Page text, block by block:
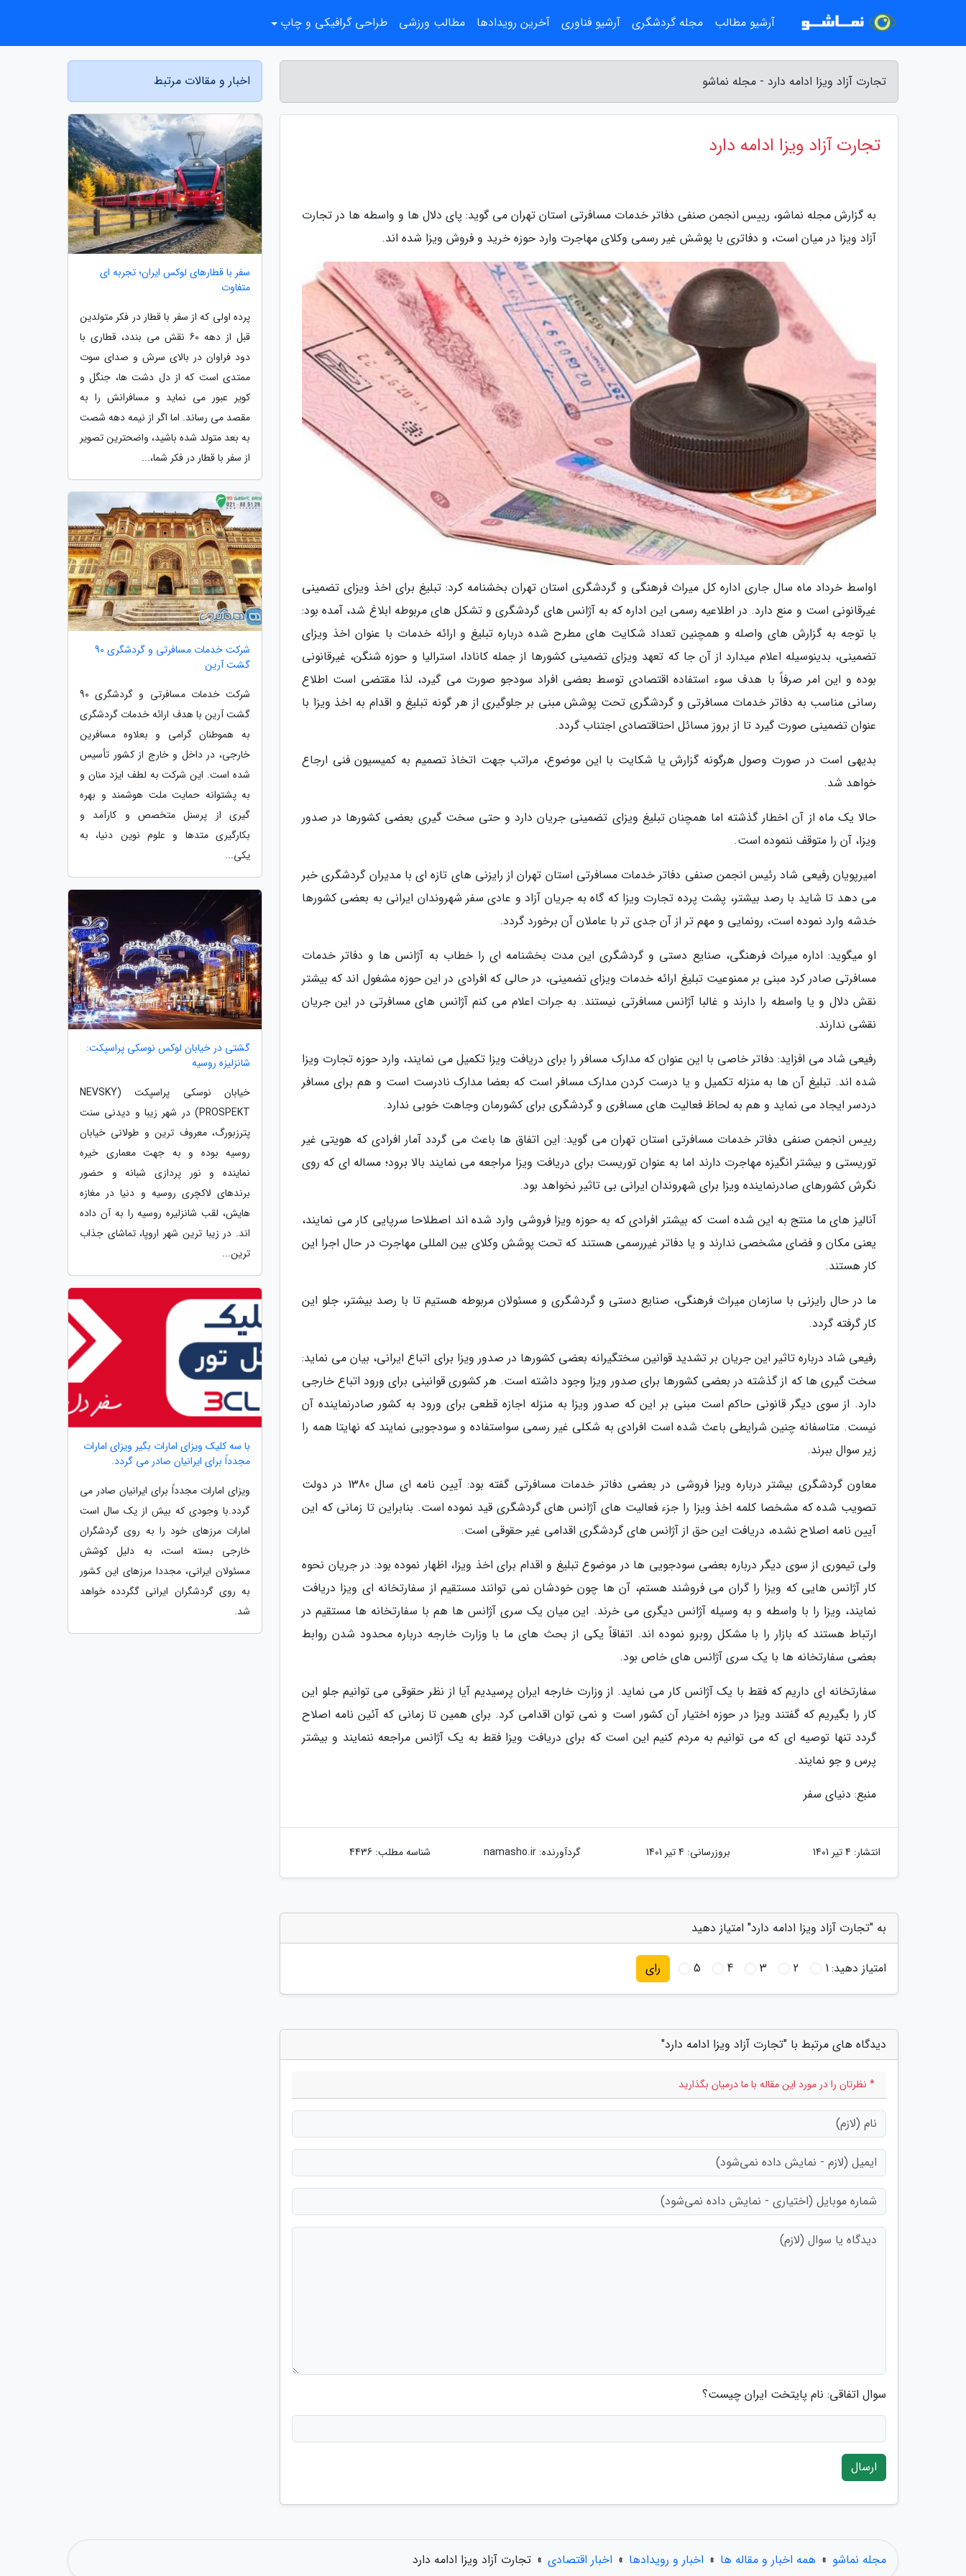
تجارت آزاد ویزا ادامه دارد - مجله نماشو
تجارت آزاد ویزا ادامه دارد
به گزارش مجله نماشو، رییس انجمن صنفی دفاتر خدمات مسافرتی استان تهران می گوید: پای دلال ها و واسطه ها در تجارت
آزاد ویزا در میان است، و دفاتری با پوشش غیر رسمی وکلای مهاجرت وارد حوزه خرید و فروش ویزا شده اند.
اواسط خرداد ماه سال جاری اداره کل میراث فرهنگی و گردشگری استان تهران بخشنامه کرد: تبلیغ برای اخذ ویزای تضمینی
غیرقانونی است و منع دارد. در اطلاعیه رسمی این اداره که به آژانس های گردشگری و تشکل های مربوطه ابلاغ شد، آمده بود:
با توجه به گزارش های واصله و همچنین تعداد شکایت های مطرح شده درباره تبلیغ و ارائه خدمات با عنوان اخذ ویزای
تضمینی، بدینوسیله اعلام میدارد از آن جا که تعهد ویزای تضمینی کشورها از جمله کانادا، استرالیا و حوزه شنگن، غیرقانونی
بوده و این امر صرفاً با هدف سوء استفاده اقتصادی توسط بعضی افراد سودجو صورت می گیرد، لذا مقتضی است اطلاع
رسانی مناسب به دفاتر خدمات مسافرتی و گردشگری تحت پوشش مبنی بر جلوگیری از هر گونه تبلیغ و اقدام به اخذ ویزا با
عنوان تضمینی صورت گیرد تا از بروز مسائل احتاقتصادی اجتناب گردد.
بدیهی است در صورت وصول هرگونه گزارش یا شکایت با این موضوع، مراتب جهت اتخاذ تصمیم به کمیسیون فنی ارجاع
خواهد شد.
حالا یک ماه از آن اخطار گذشته اما همچنان تبلیغ ویزای تضمینی جریان دارد و حتی سخت گیری بعضی کشورها در صدور
ویزا، آن را متوقف ننموده است.
امیرپویان رفیعی شاد رئیس انجمن صنفی دفاتر خدمات مسافرتی استان تهران از رایزنی های تازه ای با مدیران گردشگری خبر
می دهد تا شاید با رصد بیشتر، پشت پرده تجارت ویزا که گاه به جریان آزاد و عادی سفر شهروندان ایرانی به بعضی کشورها
خدشه وارد نموده است، رونمایی و مهم تر از آن جدی تر با عاملان آن برخورد گردد.
او میگوید: اداره میراث فرهنگی، صنایع دستی و گردشگری این مدت بخشنامه ای را خطاب به آژانس ها و دفاتر خدمات
مسافرتی صادر کرد مبنی بر ممنوعیت تبلیغ ارائه خدمات ویزای تضمینی، در حالی که افرادی در این حوزه مشغول اند که بیشتر
نقش دلال و یا واسطه را دارند و غالبا آژانس مسافرتی نیستند. به جرات اعلام می کنم آژانس های مسافرتی در این جریان
نقشی ندارند.
رفیعی شاد می افزاید: دفاتر خاصی با این عنوان که مدارک مسافر را برای دریافت ویزا تکمیل می نمایند، وارد حوزه تجارت ویزا
شده اند. تبلیغ آن ها به منزله تکمیل و یا درست کردن مدارک مسافر است که بعضا مدارک نادرست است و هم برای مسافر
دردسر ایجاد می نماید و هم به لحاظ فعالیت های مسافری و گردشگری برای کشورمان وجاهت خوبی ندارد.
رییس انجمن صنفی دفاتر خدمات مسافرتی استان تهران می گوید: این اتفاق ها باعث می گردد آمار افرادی که هویتی غیر
توریستی و بیشتر انگیزه مهاجرت دارند اما به عنوان توریست برای دریافت ویزا مراجعه می نمایند بالا برود؛ مساله ای که روی
نگرش کشورهای صادرنماینده ویزا برای شهروندان ایرانی بی تاثیر نخواهد بود.
آنالیز های ما منتج به این شده است که بیشتر افرادی که به حوزه ویزا فروشی وارد شده اند اصطلاحا سرپایی کار می نمایند،
یعنی مکان و فضای مشخصی ندارند و یا دفاتر غیررسمی هستند که تحت پوشش وکلای بین المللی مهاجرت در حال اجرا این
کار هستند.
ما در حال رایزنی با سازمان میراث فرهنگی، صنایع دستی و گردشگری و مسئولان مربوطه هستیم تا با رصد بیشتر، جلو این
کار گرفته گردد.
رفیعی شاد درباره تاثیر این جریان بر تشدید قوانین سختگیرانه بعضی کشورها در صدور ویزا برای اتباع ایرانی، بیان می نماید:
سخت گیری ها که از گذشته در بعضی کشورها برای صدور ویزا وجود داشته است. هر کشوری قوانینی برای ورود اتباع خارجی
دارد. از سوی دیگر قانونی حاکم است مبنی بر این که صدور ویزا به منزله اجازه قطعی برای ورود به کشور صادرنماینده آن
نیست. متاسفانه چنین شرایطی باعث شده است افرادی به شکلی غیر رسمی سواستفاده و سودجویی نمایند که نهایتا همه را
زیر سوال ببرند.
معاون گردشگری بیشتر درباره ویزا فروشی در بعضی دفاتر خدمات مسافرتی گفته بود: آیین نامه ای سال 1380 در دولت
تصویب شده که مشخصا کلمه اخذ ویزا را جزء فعالیت های آژانس های گردشگری قید نموده است. بنابراین تا زمانی که این
آیین نامه اصلاح نشده، دریافت این حق از آژانس های گردشگری اقدامی غیر حقوقی است.
ولی تیموری از سوی دیگر درباره بعضی سودجویی ها در موضوع تبلیغ و اقدام برای اخذ ویزا، اظهار نموده بود: در جریان نحوه
کار آژانس هایی که ویزا را گران می فروشند هستم، آن ها چون خودشان نمی توانند مستقیم از سفارتخانه ای ویزا دریافت
نمایند، ویزا را با واسطه و به وسیله آژانس دیگری می خرند. این میان یک سری آژانس ها هم با سفارتخانه ها مستقیم در
ارتباط هستند که بازار را با مشکل روبرو نموده اند. اتفاقاً یکی از بحث های ما با وزارت خارجه درباره محدود شدن روابط
بعضی سفارتخانه ها با یک سری آژانس های خاص بود.
سفارتخانه ای داریم که فقط با یک آژانس کار می نماید. از وزارت خارجه ایران پرسیدیم آیا از نظر حقوقی می توانیم جلو این
کار را بگیریم که گفتند ویزا در حوزه اختیار آن کشور است و نمی توان اقدامی کرد. برای همین تا زمانی که آئین نامه اصلاح
گردد تنها توصیه ای که می توانیم به مردم کنیم این است که برای دریافت ویزا فقط به یک آژانس مراجعه ننمایند و بیشتر
پرس و جو نمایند.
منبع: دنیای سفر
انتشار: 4 تیر 1401 بروزرسانی: 4 تیر 1401 گردآورنده:namasho.ir شناسه مطلب: 4436
به "تجارت آزاد ویزا ادامه دارد" امتیاز دهید
امتیاز دهید:1
2
3
4
5 رای
دیدگاه های مرتبط با "تجارت آزاد ویزا ادامه دارد"
* نظرتان را در مورد این مقاله با ما درمیان بگذارید
سوال اتفاقی: نام پایتخت ایران چیست؟
ارسال
اخبار و مقالات مرتبط
سفر با قطارهای لوکس ایران؛ تجربه ای
متفاوت
پرده اولی که از سفر با قطار در فکر متولدین
قبل از دهه 60 نقش می بندد، قطاری با
دود فراوان در بالای سرش و صدای سوت
ممتدی است که از دل دشت ها، جنگل و
کویر عبور می نماید و مسافرانش را به
مقصد می رساند. اما اگر از نیمه دهه شصت
به بعد متولد شده باشید، واضحترین تصویر
از سفر با قطار در فکر شما،...
شرکت خدمات مسافرتی و گردشگری 90
گشت آرین
شرکت خدمات مسافرتی و گردشگری 90
گشت آرین با هدف ارائه خدمات گردشگری
به هموطنان گرامی و بعلاوه مسافرین
خارجی، در داخل و خارج از کشور تأسیس
شده است. این شرکت به لطف ایزد منان و
به پشتوانه حمایت ملت هوشمند و بهره
گیری از پرسنل متخصص و کارآمد و
بکارگیری متدها و علوم نوین دنیا، به
یکی...
گشتی در خیابان لوکس نوسکی پراسپکت:
شانزلیزه روسیه
خیابان نوسکی پراسپکت (NEVSKY
PROSPEKT) در شهر زیبا و دیدنی سنت
پترزبورگ، معروف ترین و طولانی خیابان
روسیه بوده و به جهت معماری خیره
نماینده و نور پردازی شبانه و حضور
برندهای لاکچری روسیه و دنیا در مغازه
هایش، لقب شانزلیره روسیه را به آن داده
اند. در زیبا ترین شهر اروپا، تماشای جذاب
ترین...
با سه کلیک ویزای امارات بگیر ویزای امارات
مجدداً برای ایرانیان صادر می گردد.
ویزای امارات مجدداً برای ایرانیان صادر می
گردد.با وجودی که بیش از یک سال است
امارات مرزهای خود را به روی گردشگران
خارجی بسته است، به دلیل کوشش
مسئولان ایرانی، مجددا مرزهای این کشور
به روی گردشگران ایرانی گگردده خواهد
شد.
مجله نماشو » همه اخبار و مقاله ها » اخبار و رویدادها » اخبار اقتصادی » تجارت آزاد ویزا ادامه دارد
آرشیو مطالب مجله گردشگری آرشیو فناوری آخرین رویدادها مطالب ورزشی طراحی گرافیکی و چاپ